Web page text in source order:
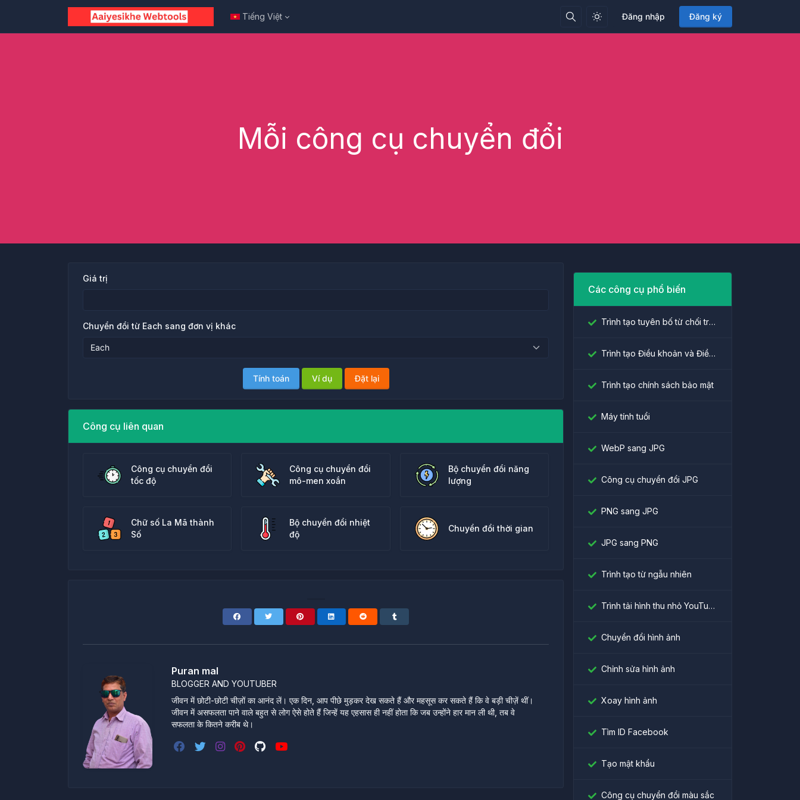
Đăng nhập Đăng ký
Tiếng Việt
Mỗi công cụ chuyển đổi
Giá trị
Chuyển đổi từ Each sang đơn vị khác
Tính toán Ví dụ Đặt lại
Công cụ liên quan
Công cụ chuyển đổi
tốc độ
Công cụ chuyển đổi
mô-men xoắn
Bộ chuyển đổi năng
lượng
Chữ số La Mã thành
Số
Bộ chuyển đổi nhiệt
độ
Chuyển đổi thời gian
Puran mal
BLOGGER AND YOUTUBER
जीवन में छोटी-छोटी चीज़ों का आनंद लें। एक दिन, आप पीछे मुड़कर देख सकते हैं और महसूस कर सकते हैं कि वे बड़ी चीज़ें थीं।
जीवन में असफलता पाने वाले बहुत से लोग ऐसे होते हैं जिन्हें यह एहसास ही नहीं होता कि जब उन्होंने हार मान ली थी, तब वे
सफलता के कितने करीब थे।
Các công cụ phổ biến
Trình tạo tuyên bố từ chối trách nhiệm
Trình tạo Điều khoản và Điều kiện
Trình tạo chính sách bảo mật
Máy tính tuổi
WebP sang JPG
Công cụ chuyển đổi JPG
PNG sang JPG
JPG sang PNG
Trình tạo từ ngẫu nhiên
Trình tải hình thu nhỏ YouTube
Chuyển đổi hình ảnh
Chỉnh sửa hình ảnh
Xoay hình ảnh
Tìm ID Facebook
Tạo mật khẩu
Công cụ chuyển đổi màu sắc